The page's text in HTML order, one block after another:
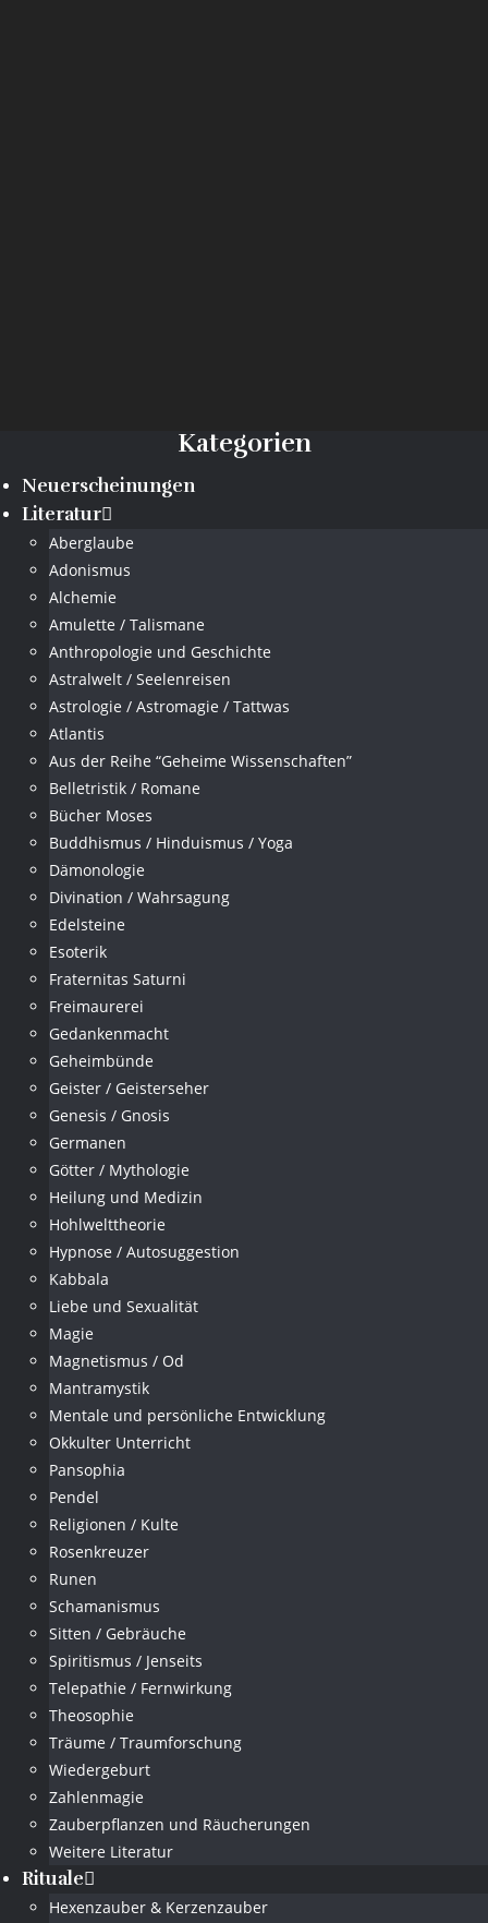
Kategorien
Neuerscheinungen
Literatur
Aberglaube
Adonismus
Alchemie
Amulette / Talismane
Anthropologie und Geschichte
Astralwelt / Seelenreisen
Astrologie / Astromagie / Tattwas
Atlantis
Aus der Reihe “Geheime Wissenschaften”
Belletristik / Romane
Bücher Moses
Buddhismus / Hinduismus / Yoga
Dämonologie
Divination / Wahrsagung
Edelsteine
Esoterik
Fraternitas Saturni
Freimaurerei
Gedankenmacht
Geheimbünde
Geister / Geisterseher
Genesis / Gnosis
Germanen
Götter / Mythologie
Heilung und Medizin
Hohlwelttheorie
Hypnose / Autosuggestion
Kabbala
Liebe und Sexualität
Magie
Magnetismus / Od
Mantramystik
Mentale und persönliche Entwicklung
Okkulter Unterricht
Pansophia
Pendel
Religionen / Kulte
Rosenkreuzer
Runen
Schamanismus
Sitten / Gebräuche
Spiritismus / Jenseits
Telepathie / Fernwirkung
Theosophie
Träume / Traumforschung
Wiedergeburt
Zahlenmagie
Zauberpflanzen und Räucherungen
Weitere Literatur
Rituale
Hexenzauber & Kerzenzauber